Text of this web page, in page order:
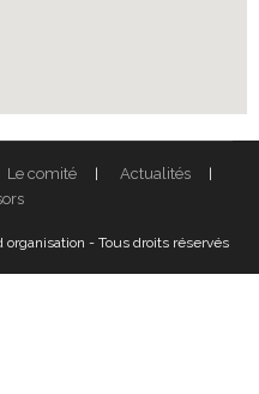
Le comité
Actualités
- Tous droits réservés